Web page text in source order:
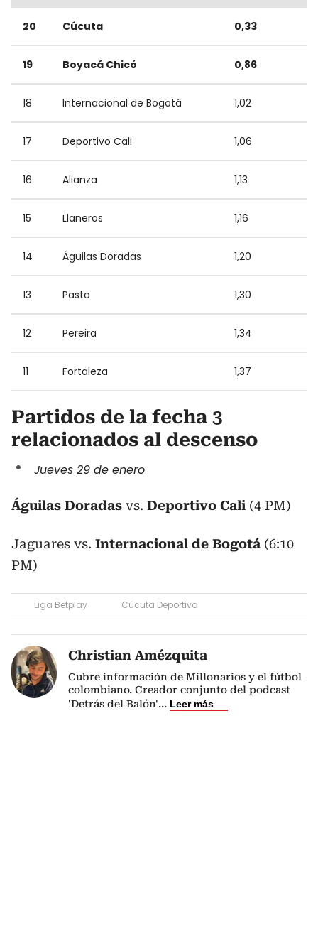
20 Cúcuta 0,33
19 Boyacá Chicó 0,86
18 Internacional de Bogotá 1,02
17 Deportivo Cali 1,06
16 Alianza 1,13
15 Llaneros 1,16
14 Águilas Doradas 1,20
13 Pasto 1,30
12 Pereira 1,34
11 Fortaleza 1,37
Partidos de la fecha 3
relacionados al descenso
Jueves 29 de enero
Águilas Doradas vs. Deportivo Cali (4 PM)
Jaguares vs. Internacional de Bogotá (6:10
PM)
Liga Betplay Cúcuta Deportivo
Christian Amézquita
Cubre información de Millonarios y el fútbol
colombiano. Creador conjunto del podcast
'Detrás del Balón'... Leer más